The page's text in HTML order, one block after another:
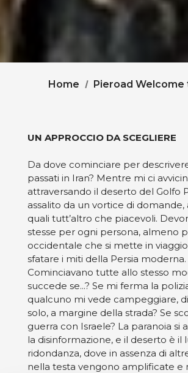
Home Pieroad Welcome
UN APPROCCIO DA SCEGLIERE
Da dove cominciare per
passati in Iran? Mentre mi ci
attraversando il deserto del Golfo
assalito da un vortice di
quali tutt’altro che piacevoli.
stesse per ogni persona, almeno
occidentale che si mette in viaggio
sfatare i miti della Persia moderna.
Cominciavano tutte allo stesso
succede se...? Se mi ferma la
qualcuno mi vede campeggiare,
solo, a margine della strada? Se
guerra con Israele? La paranoia si
la disinformazione, e il deserto è il
ridondanza, dove in assenza di
nella testa vengono amplificate e